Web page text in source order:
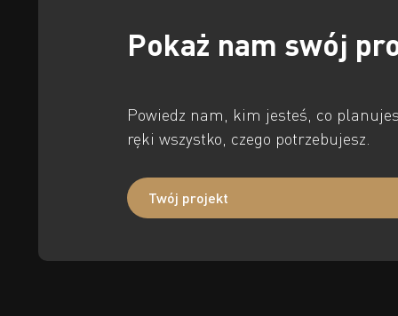
Pokaż nam swój
Powiedz nam, kim jesteś, co
ręki wszystko, czego potrzebujesz.
Twój projekt